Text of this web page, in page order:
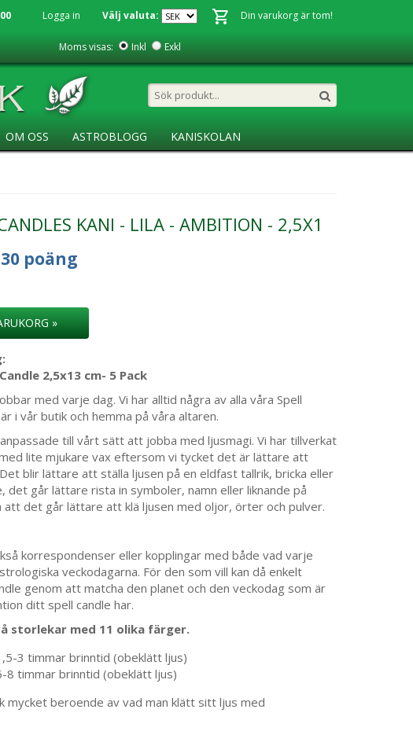
Din varukorg är tom!
Logga in Välj valuta:
Moms visas: Inkl Exkl
OM OSS ASTROBLOGG KANISKOLAN
KANI - LILA - AMBITION - 2,5X1
poäng
»
2,5x13 cm- 5 Pack
med varje dag. Vi har alltid några av alla våra Spell
i vår butik och hemma på våra altaren.
anpassade till vårt sätt att jobba med ljusmagi. Vi har tillverkat
lite mjukare vax eftersom vi tycket det är lättare att
blir lättare att ställa ljusen på en eldfast tallrik, bricka eller
det går lättare rista in symboler, namn eller liknande på
att det går lättare att klä ljusen med oljor, örter och pulver.
korrespondenser eller kopplingar med både vad varje
veckodagarna. För den som vill kan då enkelt
genom att matcha den planet och den veckodag som är
ditt spell candle har.
storlekar med 11 olika färger.
3 timmar brinntid (obeklätt ljus)
8 timmar brinntid (obeklätt ljus)
mycket beroende av vad man klätt sitt ljus med